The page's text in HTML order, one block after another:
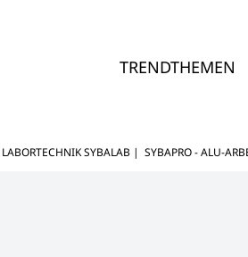
TRENDTHEMEN
LABORTECHNIK SYBALAB | SYBAPRO - ALU-